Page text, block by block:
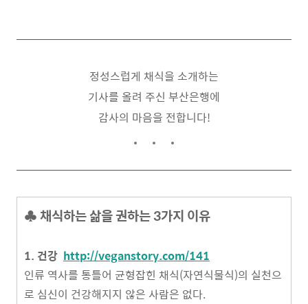
정성스럽게 채식을 소개하는
기사를 올려 주신 부산은행에
감사의 마음을 전합니다!
♣ 채식하는 삶을 권하는 3가지 이유
1. 건강 http://veganstory.com/141
인류 역사를 통틀어 균형잡힌 채식(자연식물식)의 실천으
로 심신이 건강해지지 않은 사람은 없다.